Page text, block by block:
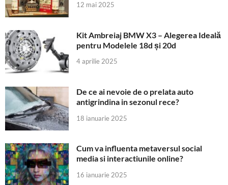
12 mai 2025
Kit Ambreiaj BMW X3 – Alegerea Ideală
pentru Modelele 18d și 20d
4 aprilie 2025
De ce ai nevoie de o prelata auto
antigrindina in sezonul rece?
18 ianuarie 2025
Cum va influenta metaversul social
media si interactiunile online?
16 ianuarie 2025